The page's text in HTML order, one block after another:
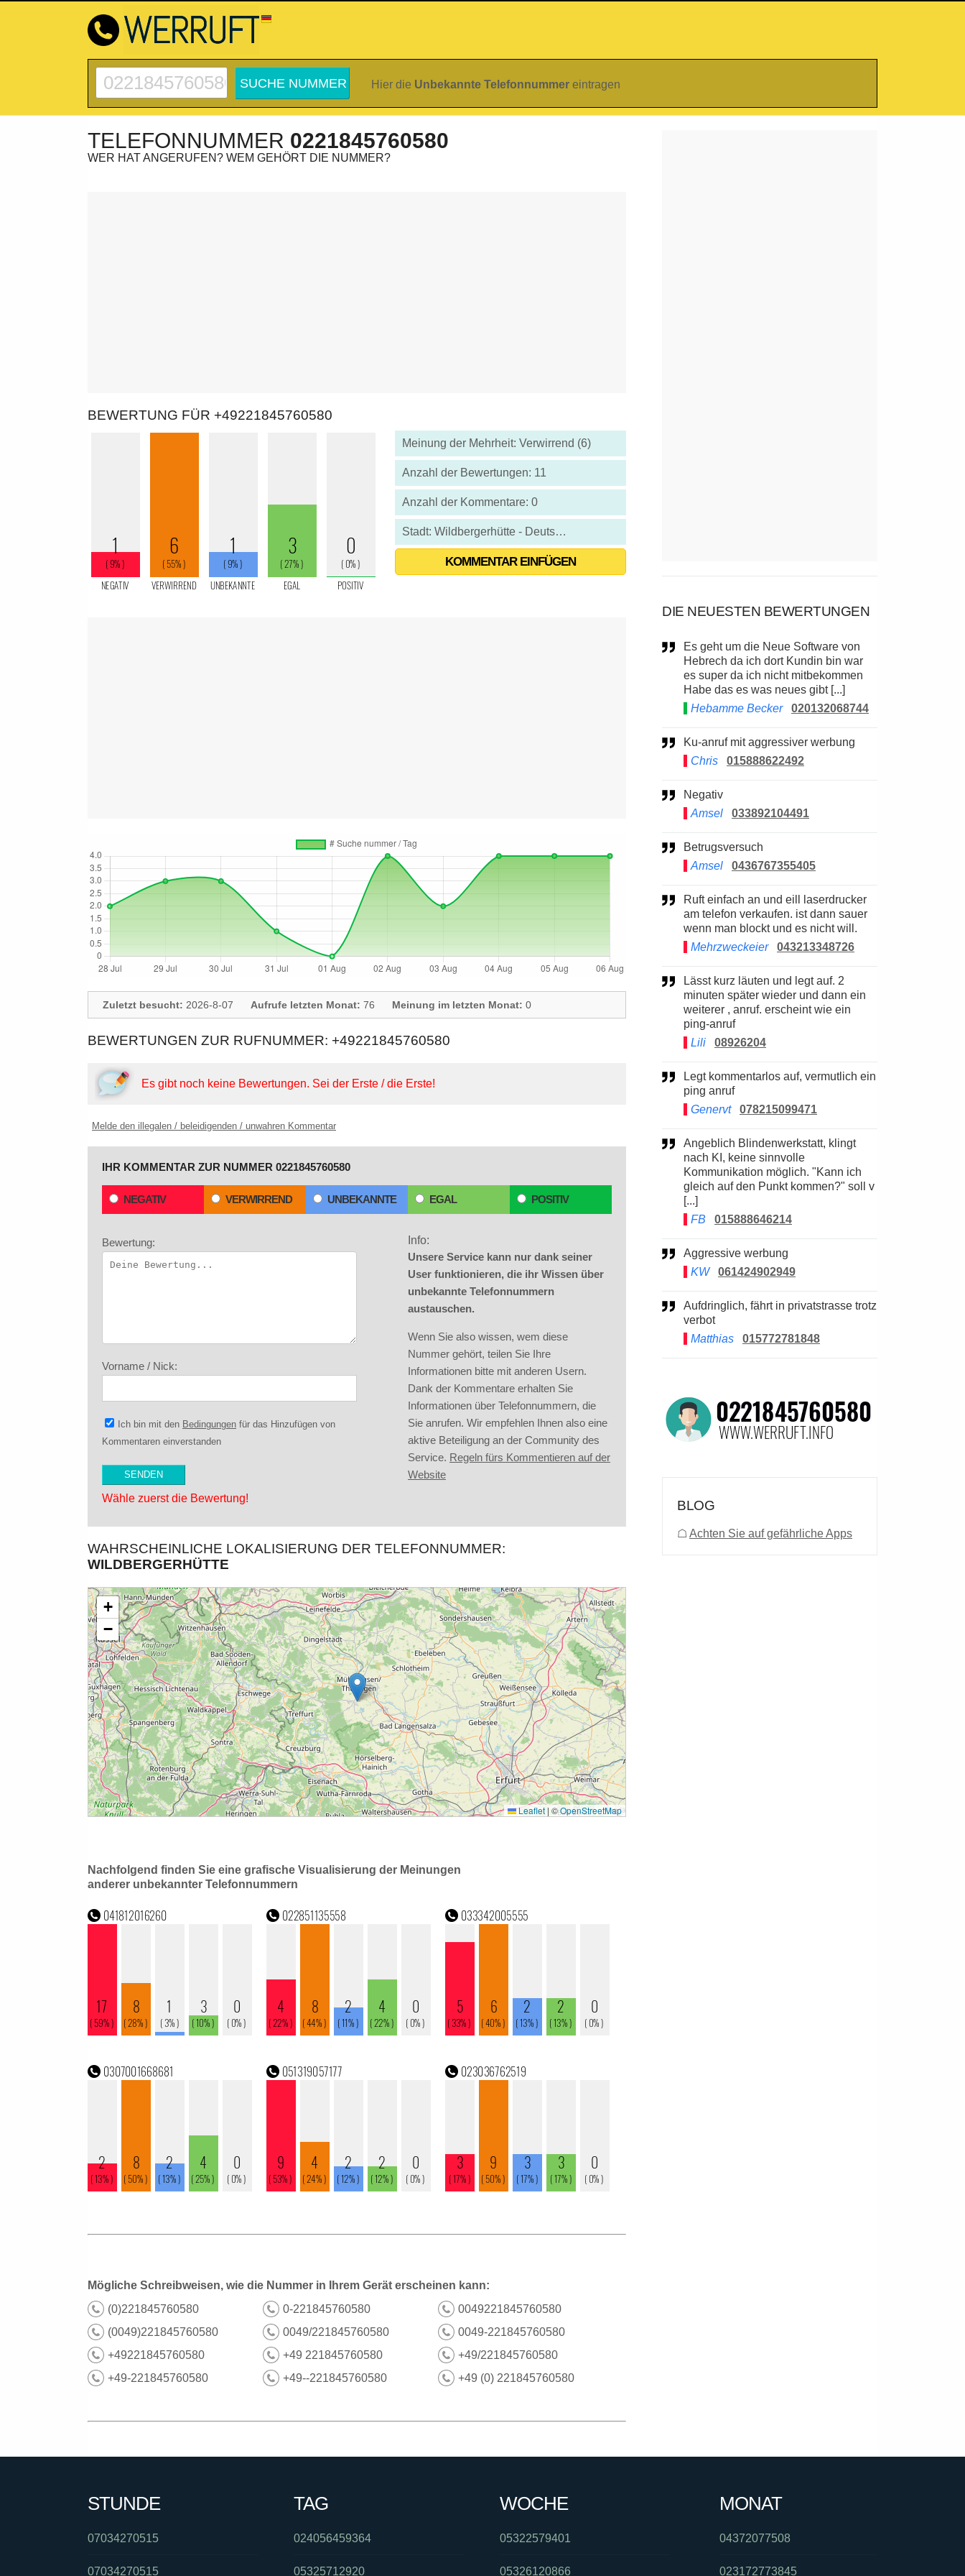
Hier die Unbekannte Telefonnummer eintragen
TELEFONNUMMER 0221845760580
WER HAT ANGERUFEN? WEM GEHÖRT DIE NUMMER?
BEWERTUNG FÜR +49221845760580
Meinung der Mehrheit: Verwirrend (6)
Anzahl der Bewertungen: 11
Anzahl der Kommentare: 0
Stadt: Wildbergerhütte - Deutschland
KOMMENTAR EINFÜGEN
Zuletzt besucht: 2026-8-07 Aufrufe letzten Monat: 76 Meinung im letzten Monat: 0
BEWERTUNGEN ZUR RUFNUMMER: +49221845760580
Es gibt noch keine Bewertungen. Sei der Erste / die Erste!
Melde den illegalen / beleidigenden / unwahren Kommentar
IHR KOMMENTAR ZUR NUMMER 0221845760580
NEGATIV VERWIRREND UNBEKANNTE EGAL POSITIV
Bewertung:
Vorname / Nick:
Ich bin mit den Bedingungen für das Hinzufügen von
Kommentaren einverstanden
Wähle zuerst die Bewertung!
Info:
Unsere Service kann nur dank seiner
User funktionieren, die ihr Wissen über
unbekannte Telefonnummern
austauschen.
Wenn Sie also wissen, wem diese
Nummer gehört, teilen Sie Ihre
Informationen bitte mit anderen Usern.
Dank der Kommentare erhalten Sie
Informationen über Telefonnummern, die
Sie anrufen. Wir empfehlen Ihnen also eine
aktive Beteiligung an der Community des
Service. Regeln fürs Kommentieren auf der
Website
WAHRSCHEINLICHE LOKALISIERUNG DER TELEFONNUMMER:
WILDBERGERHÜTTE
Nachfolgend finden Sie eine grafische Visualisierung der Meinungen
anderer unbekannter Telefonnummern
Mögliche Schreibweisen, wie die Nummer in Ihrem Gerät erscheinen kann:
(0)221845760580
0-221845760580
0049221845760580
(0049)221845760580
0049/221845760580
0049-221845760580
+49221845760580
+49 221845760580
+49/221845760580
+49-221845760580
+49--221845760580 +49 (0) 221845760580
DIE NEUESTEN BEWERTUNGEN
Es geht um die Neue Software von
Hebrech da ich dort Kundin bin war
es super da ich nicht mitbekommen
Habe das es was neues gibt [...]
Hebamme Becker
020132068744
Ku-anruf mit aggressiver werbung
Chris
015888622492
Negativ
Amsel
033892104491
Betrugsversuch
Amsel
0436767355405
Ruft einfach an und eill laserdrucker
am telefon verkaufen. ist dann sauer
wenn man blockt und es nicht will.
Mehrzweckeier
043213348726
Lässt kurz läuten und legt auf. 2
minuten später wieder und dann ein
weiterer , anruf. erscheint wie ein
ping-anruf
Lili
08926204
Legt kommentarlos auf, vermutlich ein
ping anruf
Genervt
078215099471
Angeblich Blindenwerkstatt, klingt
nach KI, keine sinnvolle
Kommunikation möglich. "Kann ich
gleich auf den Punkt kommen?" soll v
[...]
FB
015888646214
Aggressive werbung
KW
061424902949
Aufdringlich, fährt in privatstrasse trotz
verbot
Matthias
015772781848
BLOG
☖ Achten Sie auf gefährliche Apps
STUNDE
07034270515
07034270515
TAG
024056459364
05325712920
WOCHE
05322579401
05326120866
MONAT
04372077508
023172773845